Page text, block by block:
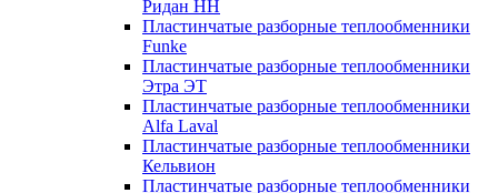
Ридан НН
Пластинчатые разборные теплообменники
Funke
Пластинчатые разборные теплообменники
Этра ЭТ
Пластинчатые разборные теплообменники
Alfa Laval
Пластинчатые разборные теплообменники
Кельвион
Пластинчатые разборные теплообменники